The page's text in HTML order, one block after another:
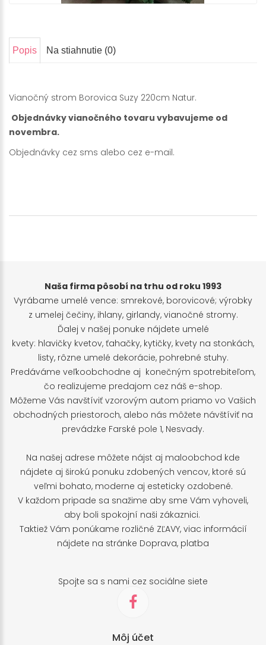
Popis Na stiahnutie (0)
Vianočný strom Borovica Suzy 220cm Natur.
Objednávky vianočného tovaru vybavujeme od
novembra.
Objednávky cez sms alebo cez e-mail.
Naša firma pôsobí na trhu od roku 1993
Vyrábame umelé vence: smrekové, borovicové; výrobky
z umelej čečiny, ihlany, girlandy, vianočné stromy.
Ďalej v našej ponuke nájdete umelé
kvety: hlavičky kvetov, ťahačky, kytičky, kvety na stonkách,
listy, rôzne umelé dekorácie, pohrebné stuhy.
Predáváme veľkoobchodne aj konečným spotrebiteľom,
čo realizujeme predajom cez náš e-shop.
Môžeme Vás navštíviť vzorovým autom priamo vo Vašich
obchodných priestoroch, alebo nás môžete návštíviť na
prevádzke Farské pole 1, Nesvady.
Na našej adrese môžete nájst aj maloobchod kde
nájdete aj širokú ponuku zdobených vencov, ktoré sú
veľmi bohato, moderne aj esteticky ozdobené.
V každom pripade sa snažime aby sme Vám vyhoveli,
aby boli spokojní naši zákaznici.
Taktiež Vám ponúkame rozličné ZĽAVY, viac informácií
nájdete na stránke Doprava, platba
Spojte sa s nami cez sociálne siete
Môj účet